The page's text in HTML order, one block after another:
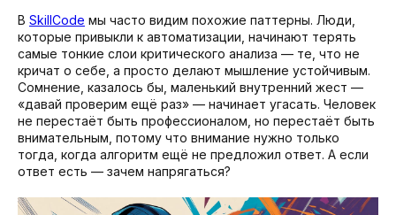
В SkillCode мы часто видим похожие паттерны. Люди,
которые привыкли к автоматизации, начинают терять
самые тонкие слои критического анализа — те, что не
кричат о себе, а просто делают мышление устойчивым.
Сомнение, казалось бы, маленький внутренний жест —
«давай проверим ещё раз» — начинает угасать. Человек
не перестаёт быть профессионалом, но перестаёт быть
внимательным, потому что внимание нужно только
тогда, когда алгоритм ещё не предложил ответ. А если
ответ есть — зачем напрягаться?